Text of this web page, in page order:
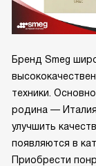
Бренд Smeg
техники.
родина —
улучшить
появляются в
Приобрести